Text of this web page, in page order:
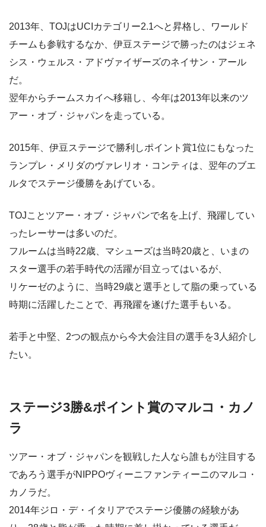
2013年、TOJはUCIカテゴリー2.1へと昇格し、ワールド
チームも参戦するなか、伊豆ステージで勝ったのはジェネ
シス・ウェルス・アドヴァイザーズのネイサン・アール
だ。
翌年からチームスカイへ移籍し、今年は2013年以来のツ
アー・オブ・ジャパンを走っている。
2015年、伊豆ステージで勝利しポイント賞1位にもなった
ランプレ・メリダのヴァレリオ・コンティは、翌年のブエ
ルタでステージ優勝をあげている。
TOJことツアー・オブ・ジャパンで名を上げ、飛躍してい
ったレーサーは多いのだ。
フルームは当時22歳、マシューズは当時20歳と、いまの
スター選手の若手時代の活躍が目立ってはいるが、
リケーゼのように、当時29歳と選手として脂の乗っている
時期に活躍したことで、再飛躍を遂げた選手もいる。
若手と中堅、2つの観点から今大会注目の選手を3人紹介し
たい。
ステージ3勝&ポイント賞のマルコ・カノ
ラ
ツアー・オブ・ジャパンを観戦した人なら誰もが注目する
であろう選手がNIPPOヴィーニファンティーニのマルコ・
カノラだ。
2014年ジロ・デ・イタリアでステージ優勝の経験があ